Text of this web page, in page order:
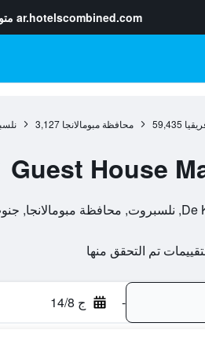
ar.hotelscombined.com
59,435 محافظة مبومالانجا 3,127
Guest House
- ج 14/8